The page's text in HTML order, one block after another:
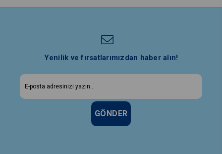
Yenilik ve fırsatlarımızdan haber alın!
GÖNDER